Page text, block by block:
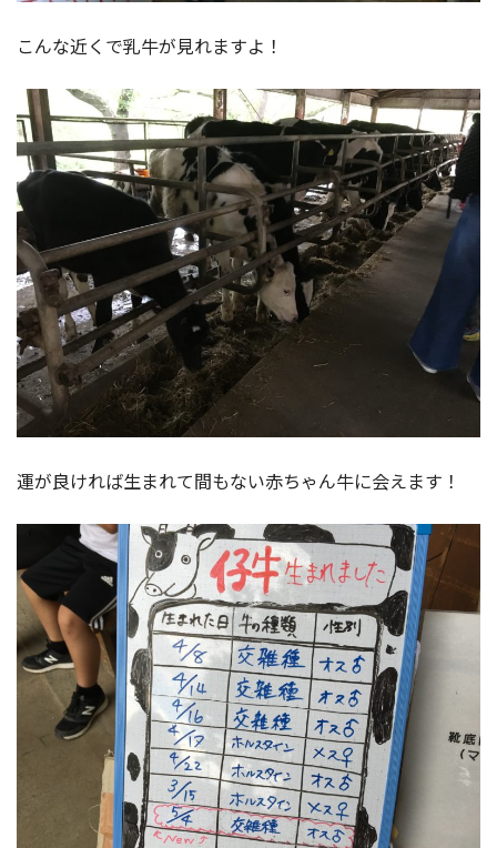
こんな近くで乳牛が見れますよ！
運が良ければ生まれて間もない赤ちゃん牛に会えます！